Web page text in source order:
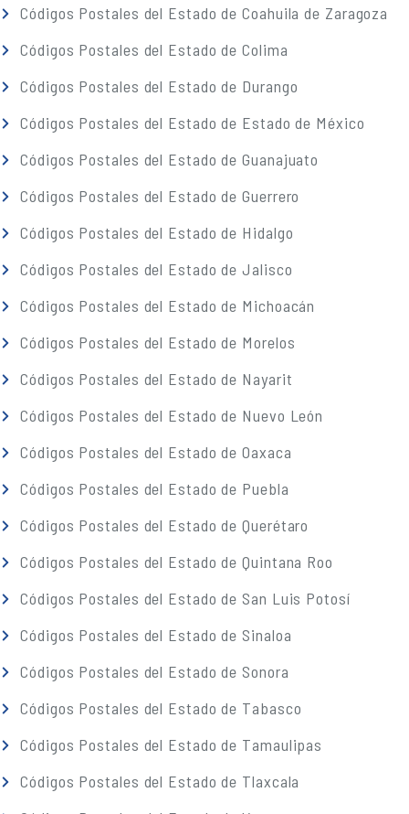
Códigos Postales del Estado de Coahuila de Zaragoza
Códigos Postales del Estado de Colima
Códigos Postales del Estado de Durango
Códigos Postales del Estado de Estado de México
Códigos Postales del Estado de Guanajuato
Códigos Postales del Estado de Guerrero
Códigos Postales del Estado de Hidalgo
Códigos Postales del Estado de Jalisco
Códigos Postales del Estado de Michoacán
Códigos Postales del Estado de Morelos
Códigos Postales del Estado de Nayarit
Códigos Postales del Estado de Nuevo León
Códigos Postales del Estado de Oaxaca
Códigos Postales del Estado de Puebla
Códigos Postales del Estado de Querétaro
Códigos Postales del Estado de Quintana Roo
Códigos Postales del Estado de San Luis Potosí
Códigos Postales del Estado de Sinaloa
Códigos Postales del Estado de Sonora
Códigos Postales del Estado de Tabasco
Códigos Postales del Estado de Tamaulipas
Códigos Postales del Estado de Tlaxcala